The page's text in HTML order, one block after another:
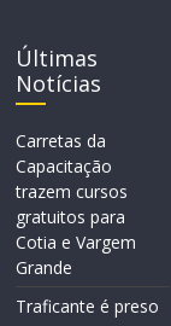
Últimas
Notícias
Carretas da
Capacitação
trazem cursos
gratuitos para
Cotia e Vargem
Grande
Traficante é preso